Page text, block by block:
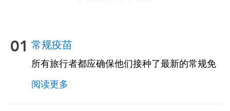
01 常规疫苗
所有旅行者都应确保他们接种了最新的常规免
疫接种。其中一些疫苗包括：• 水痘（水痘）•
破伤风-白喉-百日咳 • 麻疹-腮腺炎-风疹
（MMR）• 肺炎球菌（适用于65岁及以上的成
阅读更多